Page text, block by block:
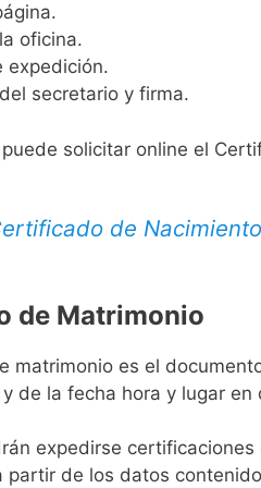
oficina.
expedición.
secretario y firma.
solicitar online el
de Nacimiento
de Matrimonio
matrimonio es el
de la fecha hora y lugar en
expedirse
partir de los datos